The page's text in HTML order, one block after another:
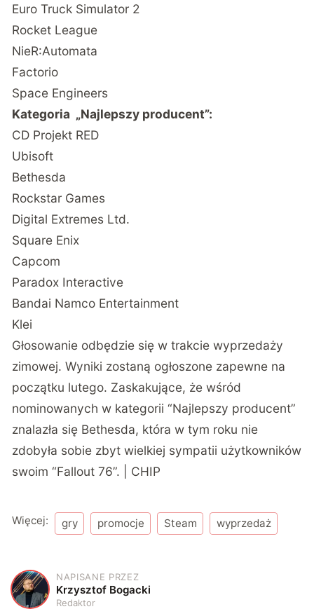
Euro Truck Simulator 2
Rocket League
NieR:Automata
Factorio
Space Engineers
Kategoria „Najlepszy producent”:
CD Projekt RED
Ubisoft
Bethesda
Rockstar Games
Digital Extremes Ltd.
Square Enix
Capcom
Paradox Interactive
Bandai Namco Entertainment
Klei
Głosowanie odbędzie się w trakcie wyprzedaży
zimowej. Wyniki zostaną ogłoszone zapewne na
początku lutego. Zaskakujące, że wśród
nominowanych w kategorii “Najlepszy producent”
znalazła się Bethesda, która w tym roku nie
zdobyła sobie zbyt wielkiej sympatii użytkowników
swoim “Fallout 76”. | CHIP
Więcej: gry promocje Steam wyprzedaż
K
NAPISANE PRZEZ
Krzysztof Bogacki
Redaktor